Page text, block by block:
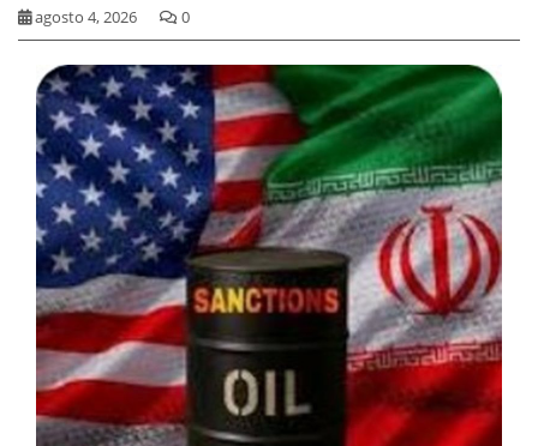
agosto 4, 2026 0